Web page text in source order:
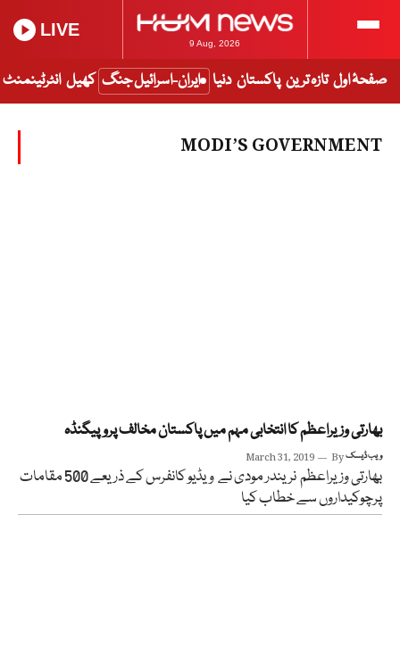
9 Aug, 2026
LIVE
صفحۂ اول تازہ ترین پاکستان دنیا ایران-اسرائیل جنگ کھیل انٹرٹینمنٹ
MODI’S GOVERNMENT
بھارتی وزیراعظم کا انتخابی مہم میں پاکستان مخالف پروپیگنڈہ
March 31, 2019 Byویب ڈیسک
بھارتی وزیراعظم نریندر مودی نے ویڈیو کانفرس کے ذریعے 500 مقامات
پرچوکیداروں سے خطاب کیا